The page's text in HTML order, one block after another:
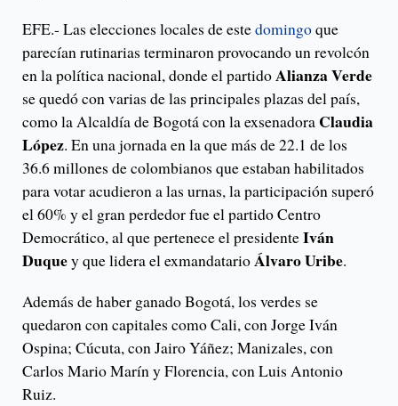
EFE.- Las elecciones locales de estedomingoque
parecían rutinarias terminaron provocando un revolcón
en la política nacional, donde el partidoAlianza Verde
se quedó con varias de las principales plazas del país,
como la Alcaldía de Bogotá con la exsenadora Claudia
López. En una jornada en la que más de 22.1 de los
36.6 millones de colombianos que estaban habilitados
para votar acudieron a las urnas, la participación superó
el 60% y el gran perdedor fue el partido Centro
Democrático, al que pertenece el presidenteIván
Duquey que lidera el exmandatarioÁlvaro Uribe.
Además de haber ganado Bogotá, los verdes se
quedaron con capitales como Cali, con Jorge Iván
Ospina; Cúcuta, con Jairo Yáñez; Manizales, con
Carlos Mario Marín y Florencia, con Luis Antonio
Ruiz.